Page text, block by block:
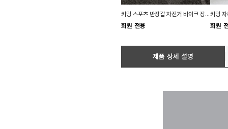
키밍 스포츠 반장갑 자전거 바이크 장갑 남자 작업
회원 전용 회원
제품 상세 설명